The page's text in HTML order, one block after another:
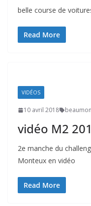
belle course de
Read More
VIDÉOS
10 avril 2018
vidéo M2
2e manche du
Monteux en vidéo
Read More